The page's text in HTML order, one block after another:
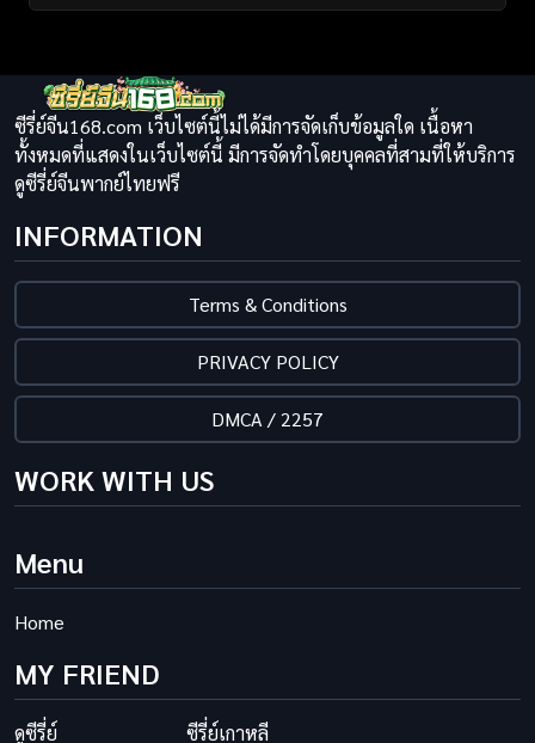
ซีรี่ย์จีน168.com เว็บไซต์นี้ไม่ได้มีการจัดเก็บข้อมูลใด เนื้อหา
ทั้งหมดที่แสดงในเว็บไซต์นี้ มีการจัดทำโดยบุคคลที่สามที่ให้บริการ
ดูซีรี่ย์จีนพากย์ไทยฟรี
INFORMATION
Terms & Conditions
PRIVACY POLICY
DMCA / 2257
WORK WITH US
Menu
Home
MY FRIEND
ดูซีรี่ย์ ซีรี่ย์เกาหลี